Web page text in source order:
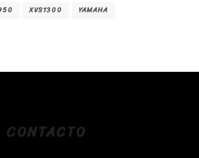
XVS1300 YAMAHA
CONTACTO